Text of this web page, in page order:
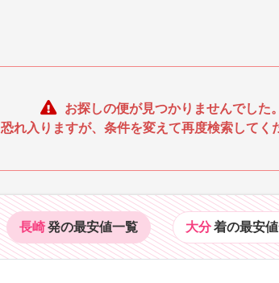
お探しの便が見つかりませんでした。
恐れ入りますが、条件を変えて再度検索してく
長崎発の最安値一覧 大分着の最安値